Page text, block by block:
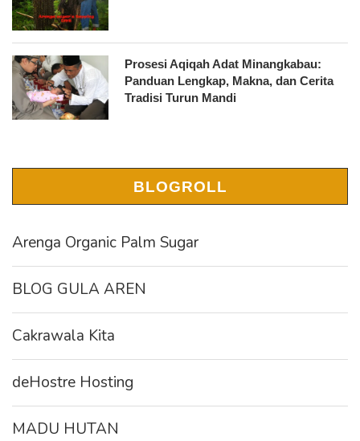
Prosesi Aqiqah Adat Minangkabau:
Panduan Lengkap, Makna, dan Cerita
Tradisi Turun Mandi
BLOGROLL
Arenga Organic Palm Sugar
BLOG GULA AREN
Cakrawala Kita
deHostre Hosting
MADU HUTAN